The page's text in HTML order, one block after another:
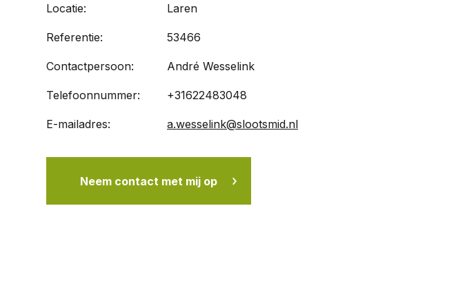
Locatie: Laren
Referentie: 53466
Contactpersoon: André Wesselink
Telefoonnummer: +31622483048
E-mailadres: a.wesselink@slootsmid.nl
Neem contact met mij op